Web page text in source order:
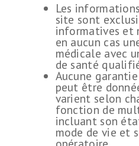
Les
site sont
informatives et
en aucun cas
médicale avec
de santé
Aucune
peut être
varient selon
fonction de
incluant son
mode de vie et